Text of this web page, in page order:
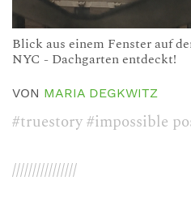
Blick aus einem Fenster auf
NYC - Dachgarten entdeckt!
VON MARIA DEGKWITZ
#truestory#impossible
////////////////